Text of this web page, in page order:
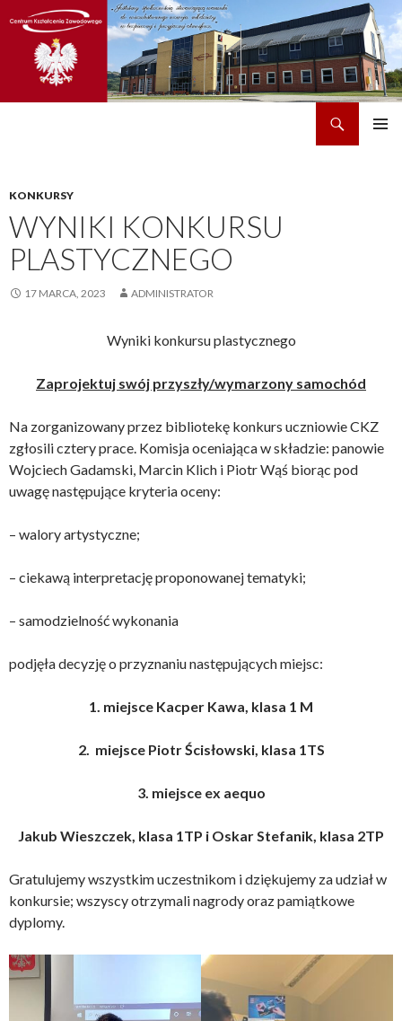
KONKURSY
WYNIKI KONKURSU
PLASTYCZNEGO
17 MARCA, 2023 ADMINISTRATOR
Wyniki konkursu plastycznego
Zaprojektuj swój przyszły/wymarzony samochód
Na zorganizowany przez bibliotekę konkurs uczniowie CKZ
zgłosili cztery prace. Komisja oceniająca w składzie: panowie
Wojciech Gadamski, Marcin Klich i Piotr Wąś biorąc pod
uwagę następujące kryteria oceny:
– walory artystyczne;
– ciekawą interpretację proponowanej tematyki;
– samodzielność wykonania
podjęła decyzję o przyznaniu następujących miejsc:
1. miejsce Kacper Kawa, klasa 1 M
2. miejsce Piotr Ścisłowski, klasa 1TS
3. miejsce ex aequo
Jakub Wieszczek, klasa 1TP i Oskar Stefanik, klasa 2TP
Gratulujemy wszystkim uczestnikom i dziękujemy za udział w
konkursie; wszyscy otrzymali nagrody oraz pamiątkowe
dyplomy.